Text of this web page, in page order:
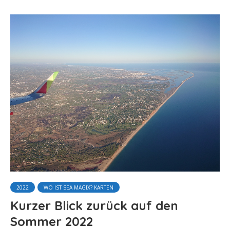
2022 WO IST SEA MAGIX? KARTEN
Kurzer Blick zurück auf den
Sommer 2022